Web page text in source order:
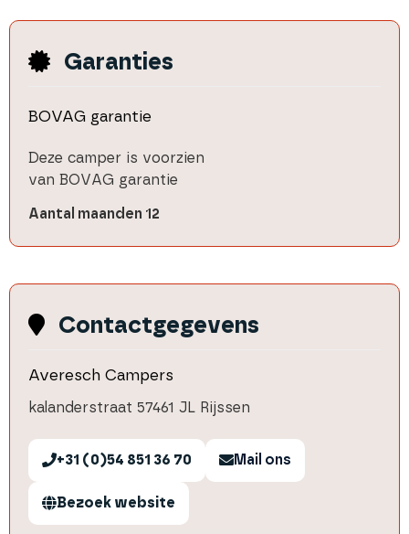
Garanties
BOVAG garantie
Deze camper is voorzien
van BOVAG garantie
Aantal maanden 12
Contactgegevens
Averesch Campers
kalanderstraat 57461 JL Rijssen
+31 (0)54 851 36 70 Mail ons
Bezoek website